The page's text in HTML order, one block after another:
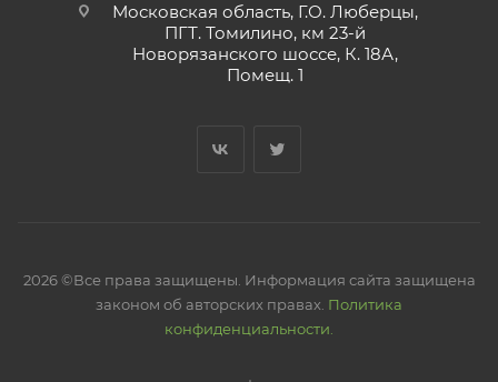
Московская область, Г.О. Люберцы,
ПГТ. Томилино, км 23-й
Новорязанского шоссе, К. 18А,
Помещ. 1
2026 ©Все права защищены. Информация сайта защищена
законом об авторских правах. Политика
конфиденциальности.